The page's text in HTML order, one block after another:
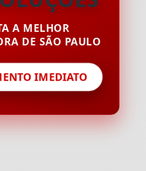
A MELHOR
DE SÃO PAULO
IMEDIATO